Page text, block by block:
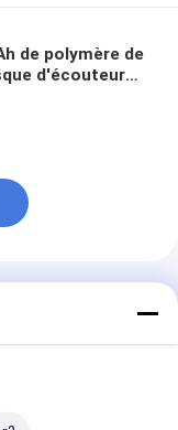
de polymère de
d'écouteur